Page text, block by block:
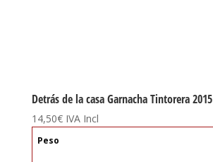
Detrás de la casa Garnacha Tintorera 2015
14,50€ IVA Incl
Peso